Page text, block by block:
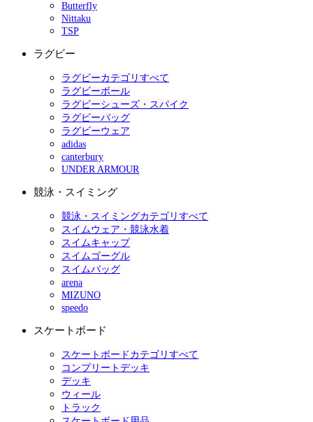
Butterfly
Nittaku
TSP
ラグビー
ラグビーカテゴリすべて
ラグビーボール
ラグビーシューズ・スパイク
ラグビーバッグ
ラグビーウェア
adidas
canterbury
UNDER ARMOUR
競泳・スイミング
競泳・スイミングカテゴリすべて
スイムウェア・競泳水着
スイムキャップ
スイムゴーグル
スイムバッグ
arena
MIZUNO
speedo
スケートボード
スケートボードカテゴリすべて
コンプリートデッキ
デッキ
ウィール
トラック